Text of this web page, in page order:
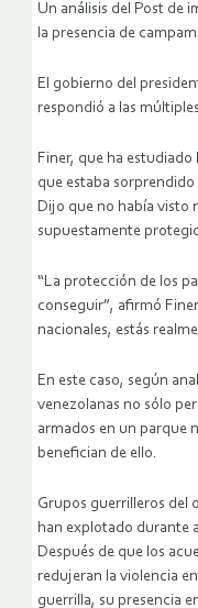
Un análisis del Post de
la presencia de
El gobierno del
respondió a las
Finer, que ha
que estaba
Dijo que no había visto
supuestamente
“La protección de los
conseguir”, afirmó
nacionales, estás
En este caso, según
venezolanas no sólo
armados en un parque
benefician de ello.
Grupos guerrilleros del
han explotado durante
Después de que los
redujeran la violencia
guerrilla, su presencia